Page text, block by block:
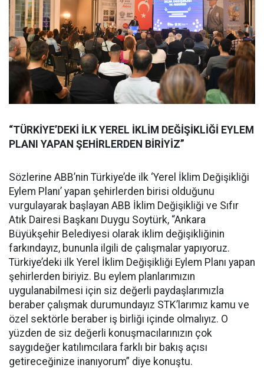
“TÜRKİYE’DEKİ İLK YEREL İKLİM DEĞİŞİKLİĞİ EYLEM
PLANI YAPAN ŞEHİRLERDEN BİRİYİZ”
Sözlerine ABB’nin Türkiye’de ilk ‘Yerel İklim Değişikliği
Eylem Planı’ yapan şehirlerden birisi olduğunu
vurgulayarak başlayan ABB İklim Değişikliği ve Sıfır
Atık Dairesi Başkanı Duygu Soytürk, “Ankara
Büyükşehir Belediyesi olarak iklim değişikliğinin
farkındayız, bununla ilgili de çalışmalar yapıyoruz.
Türkiye’deki ilk Yerel İklim Değişikliği Eylem Planı yapan
şehirlerden biriyiz. Bu eylem planlarımızın
uygulanabilmesi için siz değerli paydaşlarımızla
beraber çalışmak durumundayız STK’larımız kamu ve
özel sektörle beraber iş birliği içinde olmalıyız. O
yüzden de siz değerli konuşmacılarınızın çok
saygıdeğer katılımcılara farklı bir bakış açısı
getireceğinize inanıyorum” diye konuştu.